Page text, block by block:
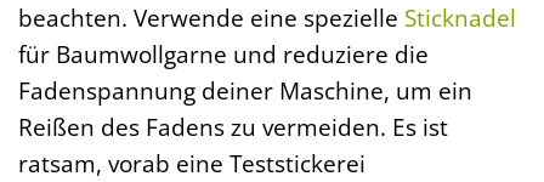
beachten. Verwende eine spezielle Sticknadel
für Baumwollgarne und reduziere die
Fadenspannung deiner Maschine, um ein
Reißen des Fadens zu vermeiden. Es ist
ratsam, vorab eine Teststickerei